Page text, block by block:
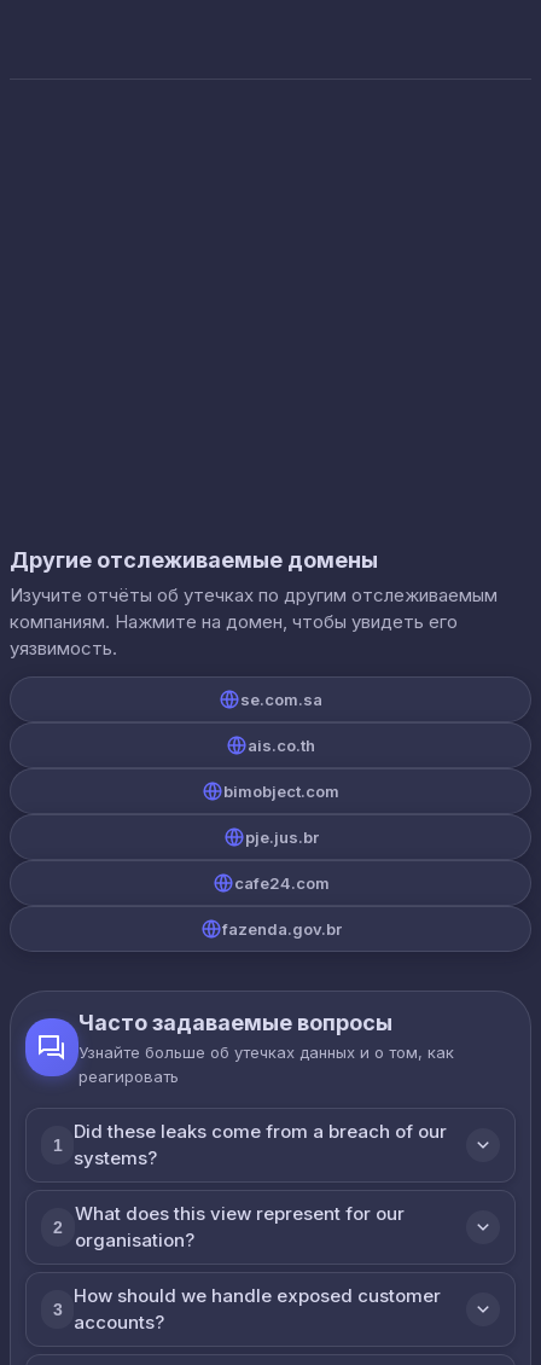
Другие отслеживаемые домены
Изучите отчёты об утечках по другим отслеживаемым
компаниям. Нажмите на домен, чтобы увидеть его
уязвимость.
se.com.sa
ais.co.th
bimobject.com
pje.jus.br
cafe24.com
fazenda.gov.br
Часто задаваемые вопросы
Узнайте больше об утечках данных и о том, как
реагировать
1
Did these leaks come from a breach of our
systems?
2
What does this view represent for our
organisation?
3
How should we handle exposed customer
accounts?